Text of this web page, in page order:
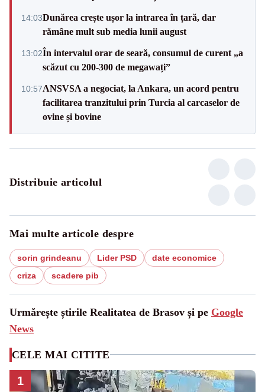
14:03Dunărea crește ușor la intrarea în țară, dar
rămâne mult sub media lunii august
13:02În intervalul orar de seară, consumul de curent „a
scăzut cu 200-300 de megawați”
10:57ANSVSA a negociat, la Ankara, un acord pentru
facilitarea tranzitului prin Turcia al carcaselor de
ovine și bovine
Distribuie articolul
Mai multe articole despre
sorin grindeanu Lider PSD
date economice
criza
scadere pib
Urmărește știrile Realitatea de Brasov și pe Google
News
CELE MAI CITITE
1